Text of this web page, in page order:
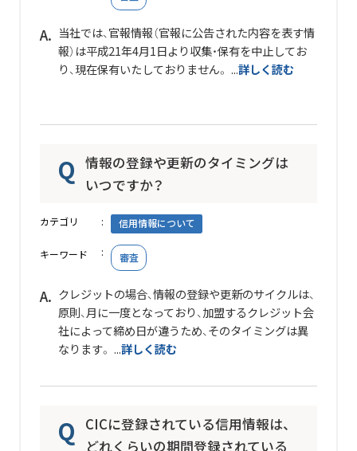
当社では、官報情報（官報に公告された内容を表す情
報）は平成21年4月1日より収集・保有を中止してお
り、現在保有いたしておりません。 ...詳しく読む
情報の登録や更新のタイミングは
いつですか？
カテゴリ 信用情報について
キーワード 審査
クレジットの場合、情報の登録や更新のサイクルは、
原則、月に一度となっており、加盟するクレジット会
社によって締め日が違うため、そのタイミングは異
なります。 ...詳しく読む
CICに登録されている信用情報は、
どれくらいの期間登録されている